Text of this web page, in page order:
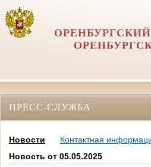
ПРЕСС-СЛУЖБА
Новости
Контактная
Новость от 05.05.2025